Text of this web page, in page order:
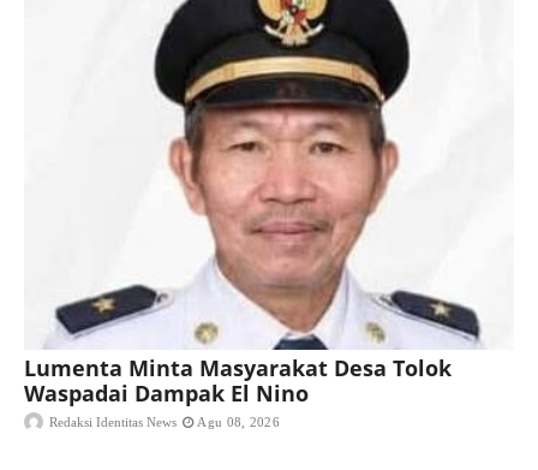
Lumenta Minta Masyarakat Desa Tolok
Waspadai Dampak El Nino
Redaksi Identitas News Agu 08, 2026